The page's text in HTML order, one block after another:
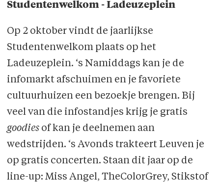
Studentenwelkom - Ladeuzeplein
Op 2 oktober vindt de jaarlijkse
Studentenwelkom plaats op het
Ladeuzeplein. ‘s Namiddags kan je de
infomarkt afschuimen en je favoriete
cultuurhuizen een bezoekje brengen. Bij
veel van die infostandjes krijg je gratis
goodiesof kan je deelnemen aan
wedstrijden. ‘s Avonds trakteert Leuven je
op gratis concerten. Staan dit jaar op de
line-up: Miss Angel, TheColorGrey, Stikstof